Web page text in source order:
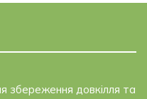
збереження довкілля та